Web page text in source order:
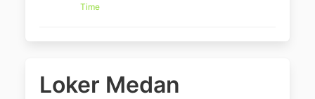
Time
Loker Medan